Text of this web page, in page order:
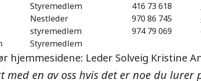
Styremedlem 416 73 618
Nestleder 970 86 745
styremedlem 974 79 069
Styremedlem
hjemmesidene: Leder Solveig Kristine
med en av oss hvis det er noe du lurer